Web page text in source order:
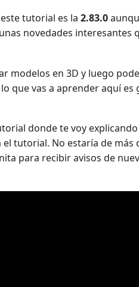
tutorial es la 2.83.0
novedades interesantes
modelos en 3D y luego
que vas a aprender aquí
donde te voy
tutorial. No estaría de más
para recibir avisos de